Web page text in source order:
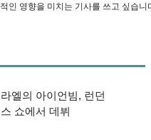
인 영향을 미치는 기사를 쓰고 싶습니
엘의 아이언빔, 런던
쇼에서 데뷔